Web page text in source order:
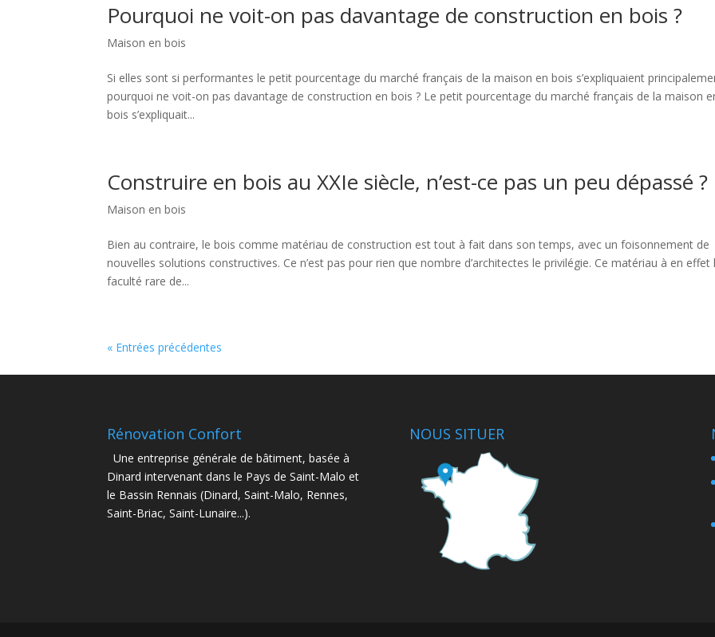
Pourquoi ne voit-on pas davantage de construction en bois ?
Maison en bois
Si elles sont si performantes le petit pourcentage du marché français de la maison en bois s’expliquaient
pourquoi ne voit-on pas davantage de construction en bois ? Le petit pourcentage du marché français de la maison
bois s’expliquait...
Construire en bois au XXIe siècle, n’est-ce pas un peu dépassé ?
Maison en bois
Bien au contraire, le bois comme matériau de construction est tout à fait dans son temps, avec un foisonnement de
nouvelles solutions constructives. Ce n’est pas pour rien que nombre d’architectes le privilégie. Ce matériau à en effet
faculté rare de...
« Entrées précédentes
Rénovation Confort
Une entreprise générale de bâtiment, basée à
Dinard intervenant dans le Pays de Saint-Malo et
le Bassin Rennais (Dinard, Saint-Malo, Rennes,
Saint-Briac, Saint-Lunaire...).
NOUS SITUER